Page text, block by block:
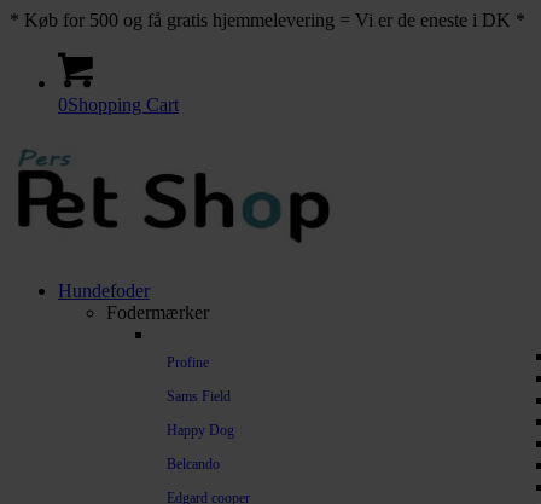
* Køb for 500 og få gratis hjemmelevering = Vi er de eneste i DK *
0Shopping Cart
Hundefoder
Fodermærker
Profine
Sams Field
Happy Dog
Belcando
Edgard cooper